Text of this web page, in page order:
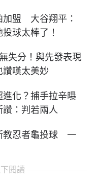
加盟 大谷翔平：
球太棒了！
失分！與先發表現
嘆太美妙
化？捕手拉辛曝
：判若兩人
教忍者龜投球 一
閱讀